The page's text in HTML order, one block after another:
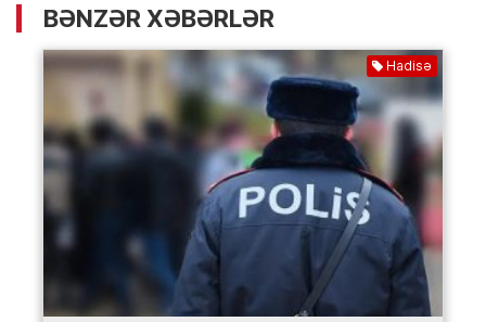
BƏNZƏR XƏBƏRLƏR
Hadisə